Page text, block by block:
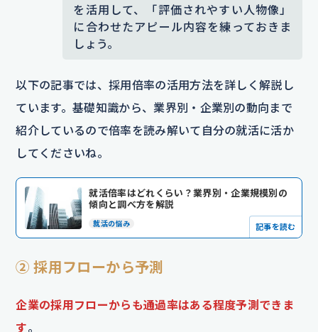
を活用して、「評価されやすい人物像」
に合わせたアピール内容を練っておきま
しょう。
以下の記事では、採用倍率の活用方法を詳しく解説し
ています。基礎知識から、業界別・企業別の動向まで
紹介しているので倍率を読み解いて自分の就活に活か
してくださいね。
就活倍率はどれくらい？業界別・企業規模別の
傾向と調べ方を解説
就活の悩み 記事を読む
② 採用フローから予測
企業の採用フローからも通過率はある程度予測できま
す。